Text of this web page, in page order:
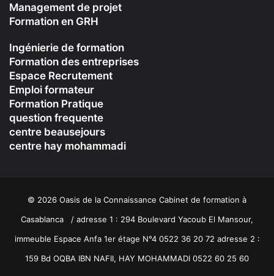
Management de projet
Formation en GRH
Ingénierie de formation
Formation des entreprises
Espace Recrutement
Emploi formateur
Formation Pratique
question frequente
centre beausejours
centre hay mohammadi
© 2026 Oasis de la Connaissance Cabinet de formation à
Casablanca / adresse 1 : 294 Boulevard Yacoub El Mansour,
immeuble Espace Anfa 1er étage N°4 0522 36 20 72 adresse 2 :
159 Bd OQBA IBN NAFII, HAY MOHAMMADI 0522 60 25 60